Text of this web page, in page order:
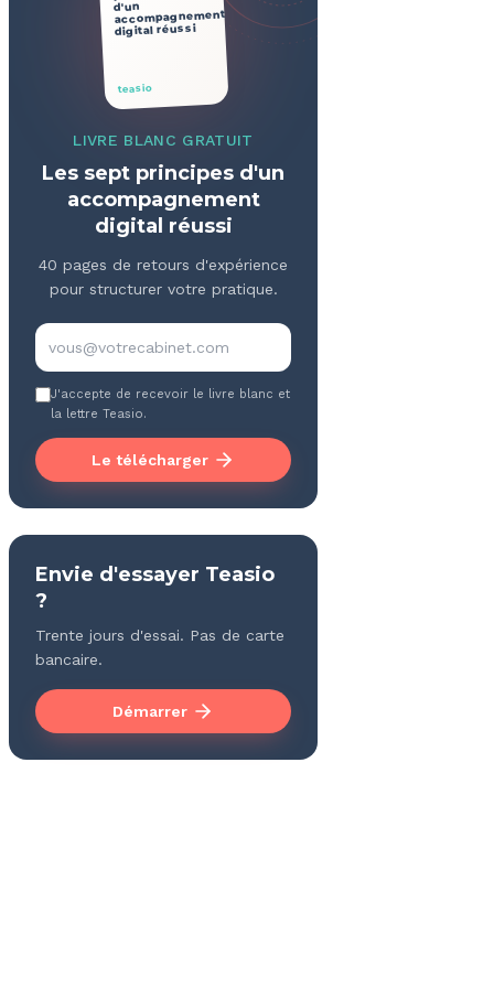
d'un
accompagnement
digital réussi
teasio
LIVRE BLANC GRATUIT
Les sept principes d'un
accompagnement
digital réussi
40 pages de retours d'expérience
pour structurer votre pratique.
J'accepte de recevoir le livre blanc et
la lettre Teasio.
Le télécharger
Envie d'essayer Teasio
?
Trente jours d'essai. Pas de carte
bancaire.
Démarrer